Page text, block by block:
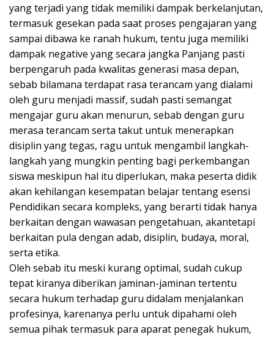
yang terjadi yang tidak memiliki dampak berkelanjutan,
termasuk gesekan pada saat proses pengajaran yang
sampai dibawa ke ranah hukum, tentu juga memiliki
dampak negative yang secara jangka Panjang pasti
berpengaruh pada kwalitas generasi masa depan,
sebab bilamana terdapat rasa terancam yang dialami
oleh guru menjadi massif, sudah pasti semangat
mengajar guru akan menurun, sebab dengan guru
merasa terancam serta takut untuk menerapkan
disiplin yang tegas, ragu untuk mengambil langkah-
langkah yang mungkin penting bagi perkembangan
siswa meskipun hal itu diperlukan, maka peserta didik
akan kehilangan kesempatan belajar tentang esensi
Pendidikan secara kompleks, yang berarti tidak hanya
berkaitan dengan wawasan pengetahuan, akantetapi
berkaitan pula dengan adab, disiplin, budaya, moral,
serta etika.
Oleh sebab itu meski kurang optimal, sudah cukup
tepat kiranya diberikan jaminan-jaminan tertentu
secara hukum terhadap guru didalam menjalankan
profesinya, karenanya perlu untuk dipahami oleh
semua pihak termasuk para aparat penegak hukum,